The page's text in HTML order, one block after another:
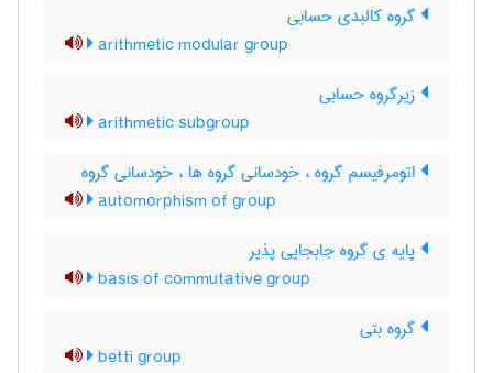
گروه کالبدی حسابی
arithmetic modular group
زیرگروه حسابی
arithmetic subgroup
اتومرفیسم گروه ، خودسانی گروه ها ، خودسانی گروه
automorphism of group
پایه ی گروه جابجایی پذیر
basis of commutative group
گروه بتی
betti group